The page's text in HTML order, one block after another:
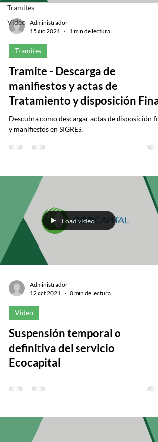
Tramites
Video Administrador
15 dic 2021
1 min de lectura
Tramites
Tramite - Descarga de
manifiestos y actas de
Tratamiento y disposición Final
Descubra como descargar actas de disposición
y manifiestos en SIGRES.
Load video
Administrador
12 oct 2021
0 min de lectura
Video
Suspensión temporal o
definitiva del servicio
Ecocapital